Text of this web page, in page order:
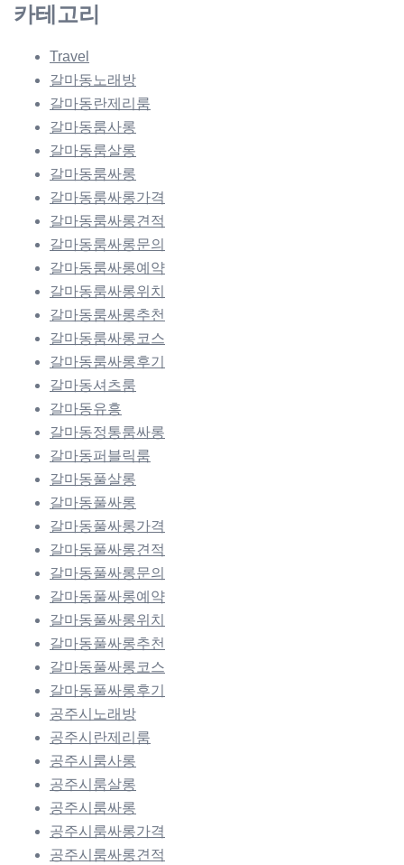
카테고리
Travel
갈마동노래방
갈마동란제리룸
갈마동룸사롱
갈마동룸살롱
갈마동룸싸롱
갈마동룸싸롱가격
갈마동룸싸롱견적
갈마동룸싸롱문의
갈마동룸싸롱예약
갈마동룸싸롱위치
갈마동룸싸롱추천
갈마동룸싸롱코스
갈마동룸싸롱후기
갈마동셔츠룸
갈마동유흥
갈마동정통룸싸롱
갈마동퍼블릭룸
갈마동풀살롱
갈마동풀싸롱
갈마동풀싸롱가격
갈마동풀싸롱견적
갈마동풀싸롱문의
갈마동풀싸롱예약
갈마동풀싸롱위치
갈마동풀싸롱추천
갈마동풀싸롱코스
갈마동풀싸롱후기
공주시노래방
공주시란제리룸
공주시룸사롱
공주시룸살롱
공주시룸싸롱
공주시룸싸롱가격
공주시룸싸롱견적